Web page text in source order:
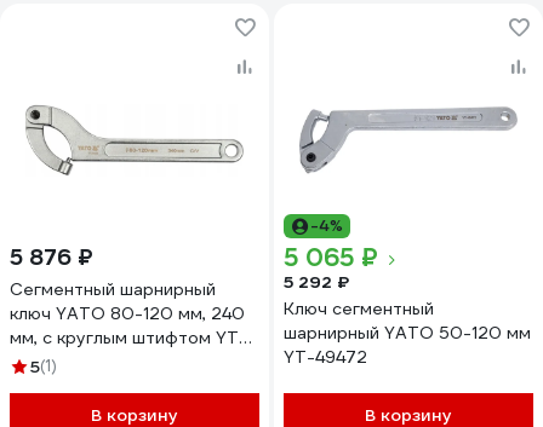
5 876 ₽
Сегментный шарнирный
ключ YATO 80-120 мм, 240
мм, с круглым штифтом YT-
01678 371301678 092 1
5(1)
В корзину
-4%
5 065 ₽
5 292 ₽
Ключ сегментный
шарнирный YATO 50-120 мм
YT-49472
В корзину